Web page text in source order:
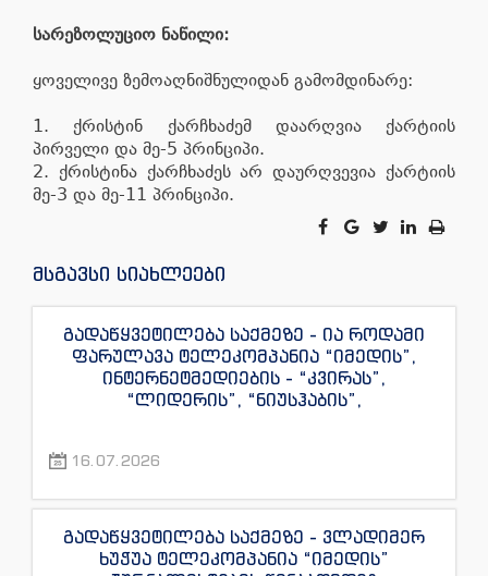
სარეზოლუციო ნაწილი:
ყოველივე ზემოაღნიშნულიდან გამომდინარე:
1. ქრისტინ ქარჩხაძემ დაარღვია ქარტიის
პირველი და მე-5 პრინციპი.
2. ქრისტინა ქარჩხაძეს არ დაურღვევია ქარტიის
მე-3 და მე-11 პრინციპი.
მსგავსი სიახლეები
გადაწყვეტილება საქმეზე - ია როდამი
ფარულავა ტელეკომპანია “იმედის”,
ინტერნეტმედიების - “კვირას”,
“ლიდერის”, “ნიუსჰაბის”,
“ექსკლუზივტივის” ჟურნალისტების
16.07.2026
გადაწყვეტილება საქმეზე - ვლადიმერ
ხუჭუა ტელეკომპანია “იმედის”